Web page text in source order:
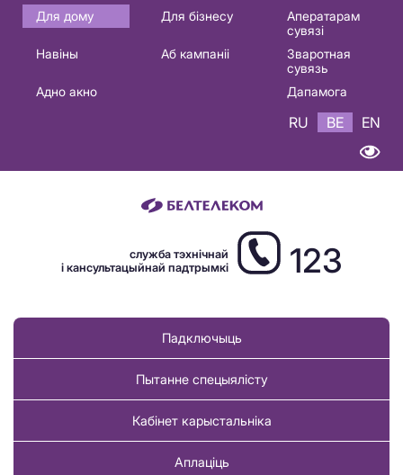
Основная
навигация
Для дому Для бізнесу
Аператарам
сувязі
Навіны
Аб кампаніі
Зваротная
сувязь
Адно акно
Дапамога
RU BE EN
служба тэхнічнай
і кансультацыйнай падтрымкі
123
Падключыць
Пытанне спецыялісту
Кабінет карыстальніка
Аплаціць